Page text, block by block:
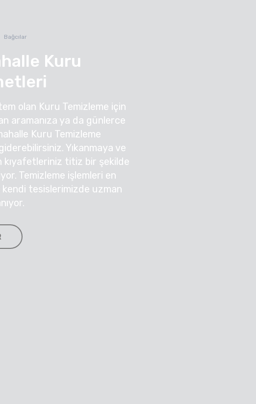
Bağcılar
Kuru
olan Kuru Temizleme için
aramanıza ya da günlerce
Kuru Temizleme
Yıkanmaya ve
kıyafetleriniz titiz bir şekilde
Temizleme işlemleri en
tesislerimizde uzman